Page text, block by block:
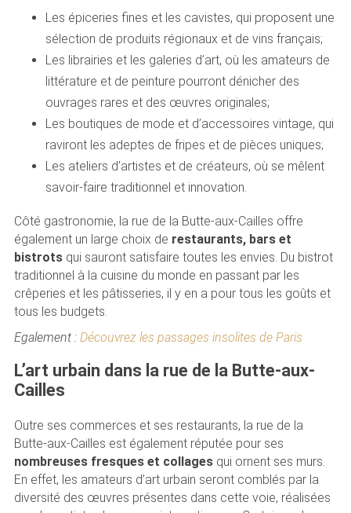
Les épiceries fines et les cavistes, qui proposent une
sélection de produits régionaux et de vins français;
Les librairies et les galeries d’art, où les amateurs de
littérature et de peinture pourront dénicher des
ouvrages rares et des œuvres originales;
Les boutiques de mode et d’accessoires vintage, qui
raviront les adeptes de fripes et de pièces uniques;
Les ateliers d’artistes et de créateurs, où se mêlent
savoir-faire traditionnel et innovation.
Côté gastronomie, la rue de la Butte-aux-Cailles offre
également un large choix de restaurants, bars et
bistrotsqui sauront satisfaire toutes les envies. Du bistrot
traditionnel à la cuisine du monde en passant par les
crêperies et les pâtisseries, il y en a pour tous les goûts et
tous les budgets.
Egalement : Découvrez les passages insolites de Paris
L’art urbain dans la rue de la Butte-aux-
Cailles
Outre ses commerces et ses restaurants, la rue de la
Butte-aux-Cailles est également réputée pour ses
nombreuses fresques et collagesqui ornent ses murs.
En effet, les amateurs d’art urbain seront comblés par la
diversité des œuvres présentes dans cette voie, réalisées